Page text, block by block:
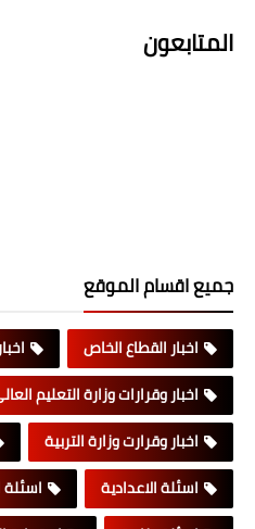
المتابعون
جميع اقسام الموقع
اخبار القطاع الخاص
اخبار وقرارات وزارة التعليم
اخبار وقرارت وزارة التربية
اسئلة الاعدادية